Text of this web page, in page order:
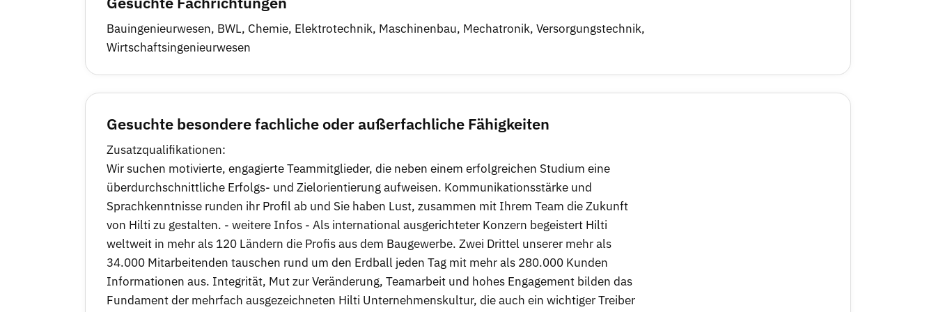
Bauingenieurwesen, BWL, Chemie, Elektrotechnik, Maschinenbau, Mechatronik, Versorgungstechnik,
Wirtschaftsingenieurwesen
Gesuchte besondere fachliche oder außerfachliche Fähigkeiten
Zusatzqualifikationen:
Wir suchen motivierte, engagierte Teammitglieder, die neben einem erfolgreichen Studium eine
überdurchschnittliche Erfolgs- und Zielorientierung aufweisen. Kommunikationsstärke und
Sprachkenntnisse runden ihr Profil ab und Sie haben Lust, zusammen mit Ihrem Team die Zukunft
von Hilti zu gestalten. - weitere Infos - Als international ausgerichteter Konzern begeistert Hilti
weltweit in mehr als 120 Ländern die Profis aus dem Baugewerbe. Zwei Drittel unserer mehr als
34.000 Mitarbeitenden tauschen rund um den Erdball jeden Tag mit mehr als 280.000 Kunden
Informationen aus. Integrität, Mut zur Veränderung, Teamarbeit und hohes Engagement bilden das
Fundament der mehrfach ausgezeichneten Hilti Unternehmenskultur, die auch ein wichtiger Treiber